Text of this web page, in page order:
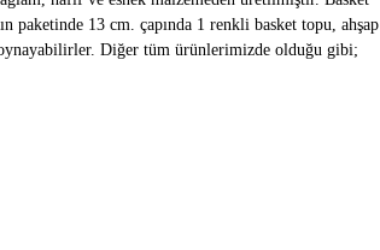
paketinde 13 cm. çapında 1 renkli basket topu, ahşap
oynayabilirler. Diğer tüm ürünlerimizde olduğu gibi;